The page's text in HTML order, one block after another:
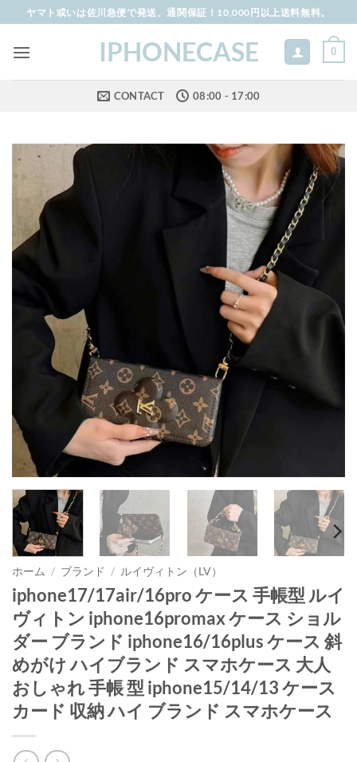
to
content
ヤマト或いは佐川急便で発送、通関保証！10,000円以上送料無料。
IPHONECASE 0
CONTACT 08:00 - 17:00
ホーム / ブランド / ルイヴィトン（LV）
iphone17/17air/16pro ケース 手帳型 ルイ
ヴィトン iphone16promax ケース ショル
ダー ブランド iphone16/16plus ケース 斜
めがけ ハイブランド スマホケース 大人
おしゃれ 手帳 型 iphone15/14/13 ケース
カード 収納 ハイ ブランド スマホケース